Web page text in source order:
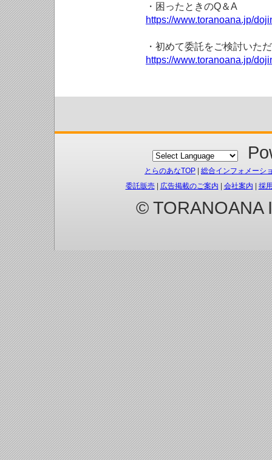
・困ったときのQ＆A
https://www.toranoana.jp/
・初めて委託をご検討いた
https://www.toranoana.jp/
とらのあなTOP
総合インフォメーシ
委託販売| 広告掲載のご案内 会社案内 採
© TORANOANA